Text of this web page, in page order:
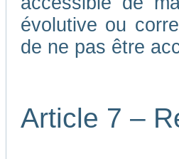
évolutive ou
de ne pas être
Article 7 –